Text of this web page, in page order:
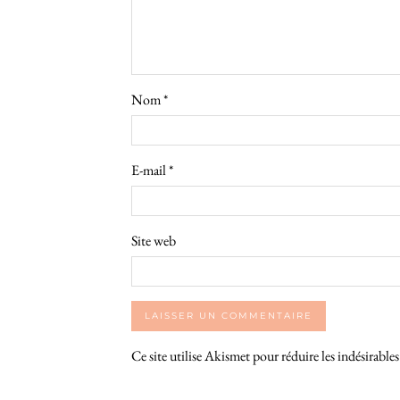
Nom*
E-mail*
Site web
Ce site utilise Akismet pour réduire les